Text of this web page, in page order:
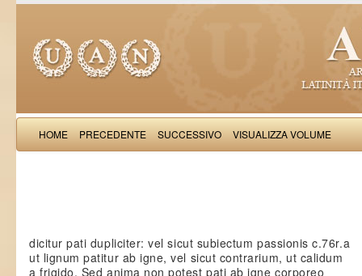
HOME PRECEDENTE SUCCESSIVO VISUALIZZA VOLUME
dicitur pati dupliciter: vel sicut subiectum passionis c.76r.a
ut lignum patitur ab igne, vel sicut contrarium, ut calidum
a frigido. Sed anima non potest pati ab igne corporeo